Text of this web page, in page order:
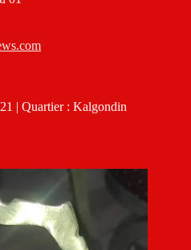
| Quartier : Kalgondin